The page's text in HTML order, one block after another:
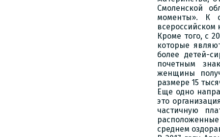
Смоленской
моменты». К
всероссийском
Кроме того, с
которые
более детей-
почетным
женщины
размере 15
Еще одно
это
частичную
среднем